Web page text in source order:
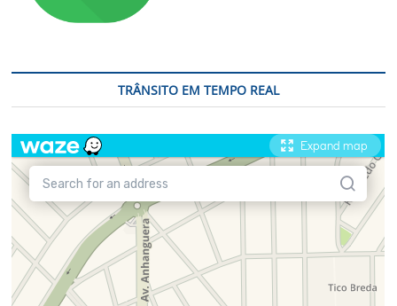
TRÂNSITO EM TEMPO REAL